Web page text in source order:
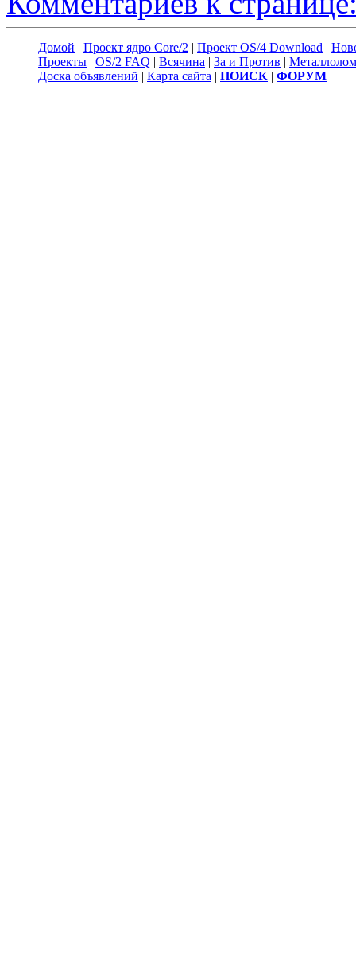
Домой | Проект ядро Core/2 | Проект OS/4 Download |
Проекты | OS/2 FAQ | Всячина | За и Против | Металлолом
Доска объявлений | Карта сайта | ПОИСК | ФОРУМ